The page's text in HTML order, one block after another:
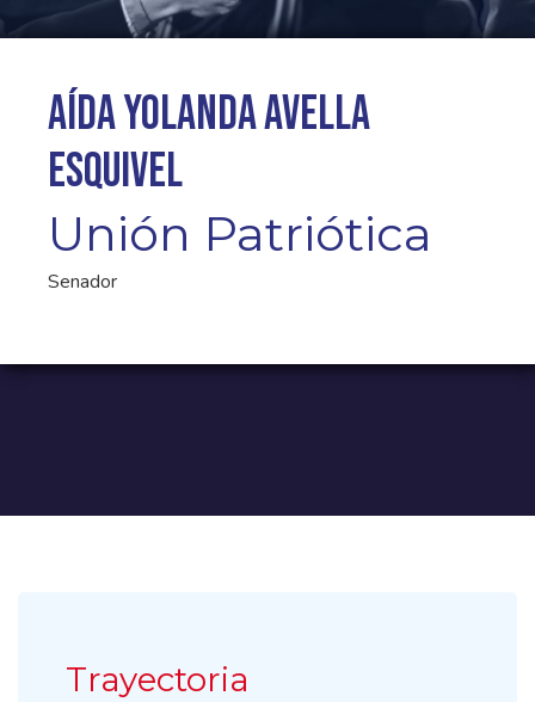
Aída Yolanda Avella
Esquivel
Unión Patriótica
Senador
Trayectoria